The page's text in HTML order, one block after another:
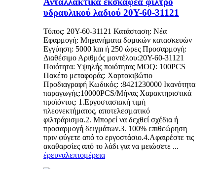
υδραυλικού λαδιού 20Y-60-31121
Τύπος: 20Y-60-31121 Κατάσταση: Νέα
Εφαρμογή: Μηχανήματα δομικών κατασκευών
Εγγύηση: 5000 km ή 250 ώρες Προσαρμογή:
Διαθέσιμο Αριθμός μοντέλου:20Y-60-31121
Ποιότητα: Υψηλής ποιότητας MOQ: 100PCS
Πακέτο μεταφοράς: Χαρτοκιβώτιο
Προδιαγραφή Κωδικός: :8421230000 Ικανότητα
παραγωγής:10000PCS/Μήνας Χαρακτηριστικά
προϊόντος: 1.Εργοστασιακή τιμή
πλεονεκτήματος, αποτελεσματικό
φιλτράρισμα.2. Μπορεί να δεχθεί σχέδια ή
προσαρμογή δειγμάτων.3. 100% επιθεώρηση
πριν φύγετε από το εργοστάσιο.4.Αφαιρέστε τις
ακαθαρσίες από το λάδι για να μειώσετε ...
έρευναλεπτομέρεια